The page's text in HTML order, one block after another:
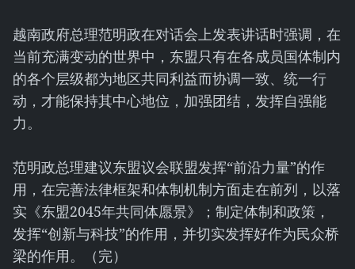
越南政府总理范明政在对话会上发表讲话时强调，在
当前充满变动的世界中，东盟只有在各成员国体制内
的各个层级都为地区共同利益而协调一致、统一行
动，才能保持其中心地位，加强团结，发挥自强能
力。
范明政总理建议东盟议会联盟发挥“前沿力量”的作
用，在完善法律框架和体制机制方面走在前列，以落
实《东盟2045年共同体愿景》；制定体制和政策，
发挥“创新与科技”的作用，并切实发挥好作为民众桥
梁的作用。（完）